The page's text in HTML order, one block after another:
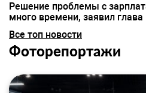
Решение проблемы с
много времени, заявил
Все топ новости
Фоторепортажи